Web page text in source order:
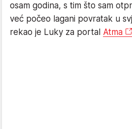
osam godina, s tim što sam
već počeo lagani povratak u
rekao je Luky za portal Atma